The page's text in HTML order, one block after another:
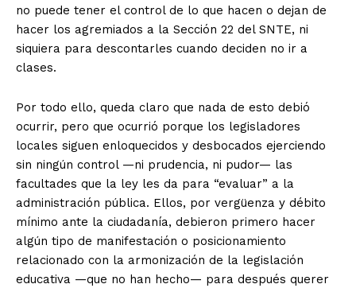
no puede tener el control de lo que hacen o dejan de
hacer los agremiados a la Sección 22 del SNTE, ni
siquiera para descontarles cuando deciden no ir a
clases.
Por todo ello, queda claro que nada de esto debió
ocurrir, pero que ocurrió porque los legisladores
locales siguen enloquecidos y desbocados ejerciendo
sin ningún control —ni prudencia, ni pudor— las
facultades que la ley les da para “evaluar” a la
administración pública. Ellos, por vergüenza y débito
mínimo ante la ciudadanía, debieron primero hacer
algún tipo de manifestación o posicionamiento
relacionado con la armonización de la legislación
educativa —que no han hecho— para después querer